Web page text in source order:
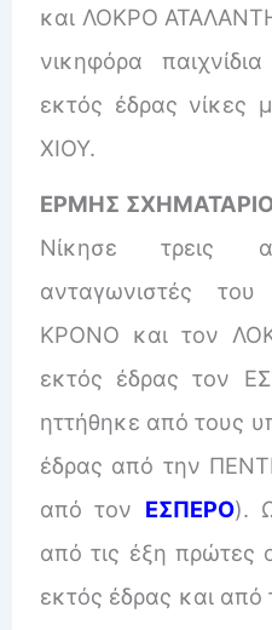
και ΛΟΚΡΟ
νικηφόρα
εκτός έδρας
ΧΙΟΥ.
ΕΡΜΗΣ
Νίκησε τρεις
ανταγωνιστές
ΚΡΟΝΟ και τον
εκτός έδρας τον
ηττήθηκε από τους
έδρας από την
από τον ΕΣΠΕΡΟ).
από τις έξη πρώτες
εκτός έδρας και